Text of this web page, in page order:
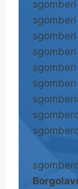
sgomberi